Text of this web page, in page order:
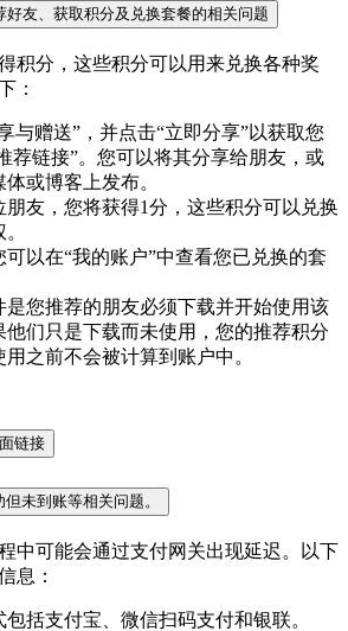
好友、获取积分及兑换套餐的相关问题
积分，这些积分可以用来兑换各种奖
：
与赠送”，并点击“立即分享”以获取您
荐链接”。您可以将其分享给朋友，或
或博客上发布。
朋友，您将获得1分，这些积分可以兑换
可以在“我的账户”中查看您已兑换的套
是您推荐的朋友必须下载并开始使用该
他们只是下载而未使用，您的推荐积分
之前不会被计算到账户中。
链接
未到账等相关问题。
中可能会通过支付网关出现延迟。以下
息：
括支付宝、微信扫码支付和银联。